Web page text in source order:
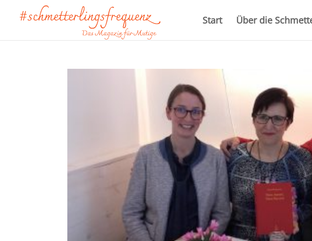
Start Über die